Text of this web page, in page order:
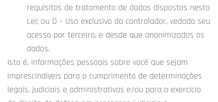
requisitos de tratamento de dados dispostos nesta
Lei; ou D – Uso exclusivo do controlador, vedado seu
acesso por terceiro, e desde que anonimizados os
dados.
Isto é, informações pessoais sobre você que sejam
imprescindíveis para o cumprimento de determinações
legais, judiciais e administrativas e/ou para o exercício